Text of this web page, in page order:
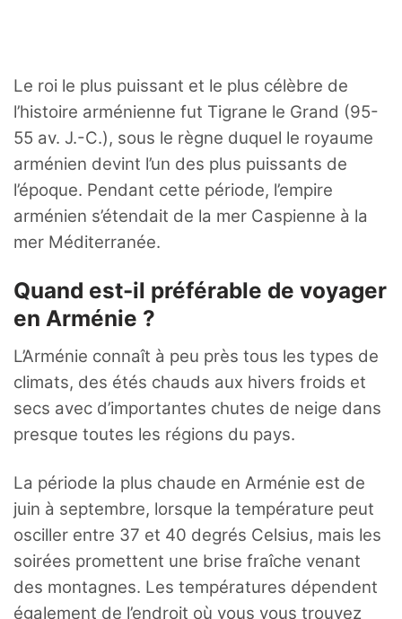
Le roi le plus puissant et le plus célèbre de
l’histoire arménienne fut Tigrane le Grand (95-
55 av. J.-C.), sous le règne duquel le royaume
arménien devint l’un des plus puissants de
l’époque. Pendant cette période, l’empire
arménien s’étendait de la mer Caspienne à la
mer Méditerranée.
Quand est-il préférable de voyager
en Arménie ?
L’Arménie connaît à peu près tous les types de
climats, des étés chauds aux hivers froids et
secs avec d’importantes chutes de neige dans
presque toutes les régions du pays.
La période la plus chaude en Arménie est de
juin à septembre, lorsque la température peut
osciller entre 37 et 40 degrés Celsius, mais les
soirées promettent une brise fraîche venant
des montagnes. Les températures dépendent
également de l’endroit où vous vous trouvez